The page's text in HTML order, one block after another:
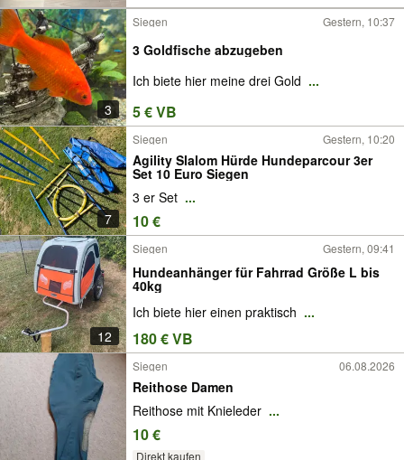
3
Siegen Gestern, 10:37
3 Goldfische abzugeben
Ich biete hier meine drei Gold ...
5 € VB
7
Siegen Gestern, 10:20
Agility Slalom Hürde Hundeparcour 3er
Set 10 Euro Siegen
3 er Set ...
10 €
12
Siegen Gestern, 09:41
Hundeanhänger für Fahrrad Größe L bis
40kg
Ich biete hier einen praktisch ...
180 € VB
Siegen 06.08.2026
Reithose Damen
Reithose mit Knieleder ...
10 €
Direkt kaufen